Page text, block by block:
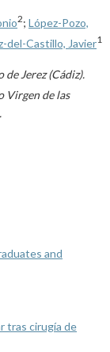
2; López-Pozo,
del-Castillo, Javier1
Jerez (Cádiz).
Virgen de las
and
tras cirugía de